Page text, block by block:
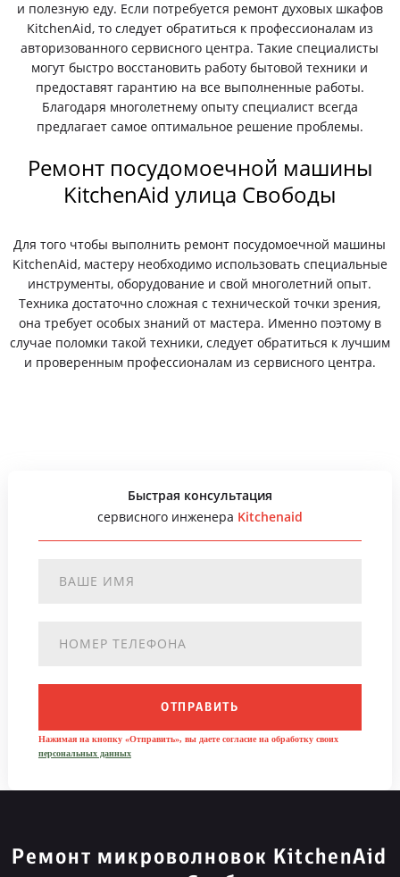
и полезную еду. Если потребуется ремонт духовых шкафов
KitchenAid, то следует обратиться к профессионалам из
авторизованного сервисного центра. Такие специалисты
могут быстро восстановить работу бытовой техники и
предоставят гарантию на все выполненные работы.
Благодаря многолетнему опыту специалист всегда
предлагает самое оптимальное решение проблемы.
Ремонт посудомоечной машины
KitchenAid улица Свободы
Для того чтобы выполнить ремонт посудомоечной машины
KitchenAid, мастеру необходимо использовать специальные
инструменты, оборудование и свой многолетний опыт.
Техника достаточно сложная с технической точки зрения,
она требует особых знаний от мастера. Именно поэтому в
случае поломки такой техники, следует обратиться к лучшим
и проверенным профессионалам из сервисного центра.
Быстрая консультация
сервисного инженера Kitchenaid
ОТПРАВИТЬ
Нажимая на кнопку «Отправить», вы даете согласие на обработку своих
персональных данных
Ремонт микроволновок KitchenAid